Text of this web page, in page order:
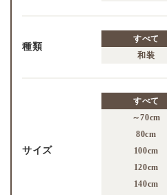
種類
すべて
和装
サイズ
すべて
～70cm
80cm
100cm
120cm
140cm